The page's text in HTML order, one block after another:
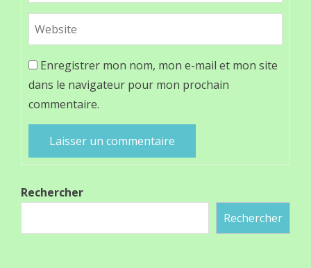
Enregistrer mon nom, mon e-mail et mon site
dans le navigateur pour mon prochain
commentaire.
Rechercher
Rechercher